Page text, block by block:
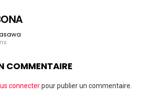
COMMENTAIRE
connecterpour publier un commentaire.